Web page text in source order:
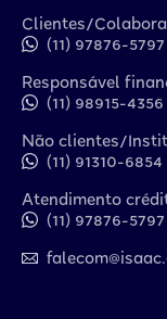
Clientes/
(11) 97876-5797
Responsável
(11) 98915-4356
Não clientes/
(11) 91310-6854
Atendimento
(11) 97876-5797